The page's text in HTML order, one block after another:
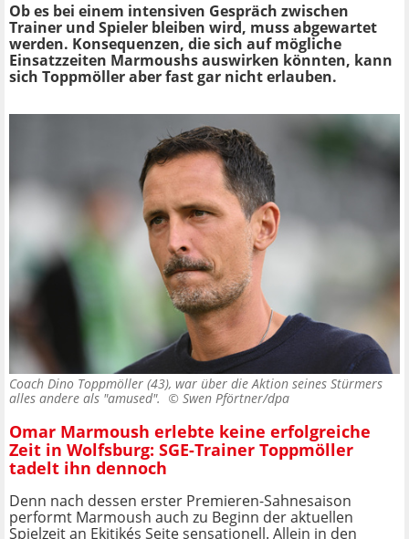
Ob es bei einem intensiven Gespräch zwischen
Trainer und Spieler bleiben wird, muss abgewartet
werden. Konsequenzen, die sich auf mögliche
Einsatzzeiten Marmoushs auswirken könnten, kann
sich Toppmöller aber fast gar nicht erlauben.
Coach Dino Toppmöller (43), war über die Aktion seines Stürmers
alles andere als "amused". © Swen Pförtner/dpa
Omar Marmoush erlebte keine erfolgreiche
Zeit in Wolfsburg: SGE-Trainer Toppmöller
tadelt ihn dennoch
Denn nach dessen erster Premieren-Sahnesaison
performt Marmoush auch zu Beginn der aktuellen
Spielzeit an Ekitikés Seite sensationell. Allein in den